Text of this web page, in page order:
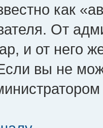
как
От
и от него
вы не